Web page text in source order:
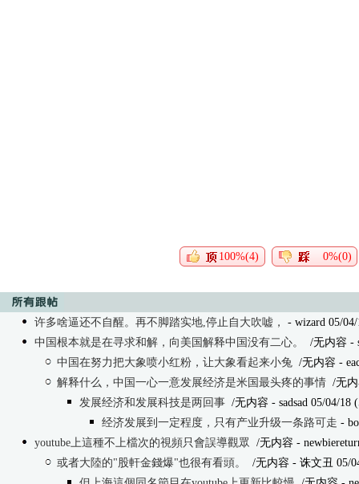
100%(4) 0%(0)
许多啥逼还不自醒。再不脚踏实地,停止自大吹嘘，
- wizard 05/
中国根本就是在寻求和解，向美国解释中国没有二心。
/无内容 -
中国在努力把大象喷小红粉，让大象看起来小兔 /无内容 -
解释什么，中国一心一意发展经济是米国最头疼的事情 /无
发展经济和发展科技是两回事 /无内容 - sadsad 05/04/18
经济发展到一定程度，只有产业升级一条路可走 -
youtube上這種不上檔次的視頻只會誤導觀眾 /无内容 -
或者大陸的"股軒金錢爆"也很有看頭。
/无内容 - 诛文丑 05/